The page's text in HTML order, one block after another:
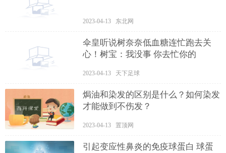
2023-04-13 东北网
伞皇听说树奈奈低血糖连忙跑去关
心！树宝：我没事 你去忙你的
2023-04-13 天下足球
焗油和染发的区别是什么？如何染发
才能做到不伤发？
2023-04-13 置顶网
引起变应性鼻炎的免疫球蛋白 球蛋